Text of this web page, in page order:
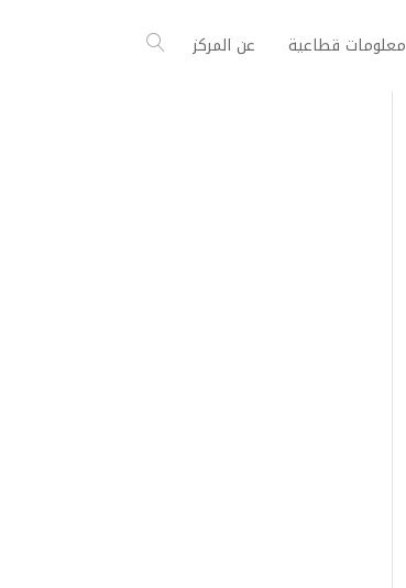
معلومات قطاعية عن المركز